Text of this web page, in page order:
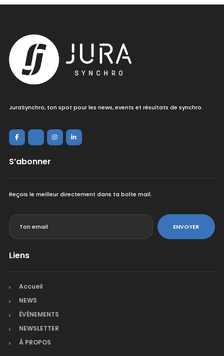
JuraSynchro, ton spot pour les news, events et résultats de synchro.
S’abonner
Reçois le meilleur directement dans ta boîte mail.
ENVOYER
Liens
Accueil
NEWS
ÉVÉNEMENTS
NEWSLETTER
À PROPOS